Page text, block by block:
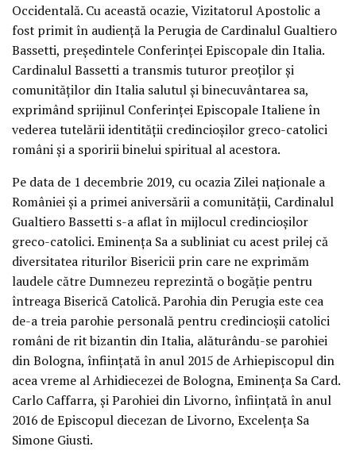
Occidentală. Cu această ocazie, Vizitatorul Apostolic a
fost primit în audiență la Perugia de Cardinalul Gualtiero
Bassetti, președintele Conferinței Episcopale din Italia.
Cardinalul Bassetti a transmis tuturor preoților și
comunităților din Italia salutul și binecuvântarea sa,
exprimând sprijinul Conferinței Episcopale Italiene în
vederea tutelării identității credincioșilor greco-catolici
români și a sporirii binelui spiritual al acestora.
Pe data de 1 decembrie 2019, cu ocazia Zilei naționale a
României și a primei aniversării a comunității, Cardinalul
Gualtiero Bassetti s-a aflat în mijlocul credincioșilor
greco-catolici. Eminența Sa a subliniat cu acest prilej că
diversitatea riturilor Bisericii prin care ne exprimăm
laudele către Dumnezeu reprezintă o bogăție pentru
întreaga Biserică Catolică. Parohia din Perugia este cea
de-a treia parohie personală pentru credincioșii catolici
români de rit bizantin din Italia, alăturându-se parohiei
din Bologna, înființată în anul 2015 de Arhiepiscopul din
acea vreme al Arhidiecezei de Bologna, Eminența Sa Card.
Carlo Caffarra, și Parohiei din Livorno, înființată în anul
2016 de Episcopul diecezan de Livorno, Excelența Sa
Simone Giusti.